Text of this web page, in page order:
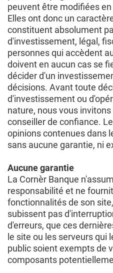
peuvent être modifiées
Elles ont donc un
constituent absolument
d'investissement, légal,
personnes qui accèdent
doivent en aucun cas se
décider d'un
décisions. Avant toute
d'investissement ou
nature, nous vous
conseiller de confiance.
opinions contenues dans
sans aucune garantie, ni
Aucune garantie
La Cornèr Banque
responsabilité et ne
fonctionnalités de son
subissent pas
d'erreurs, que ces
le site ou les serveurs qui
public soient exempts de
composants